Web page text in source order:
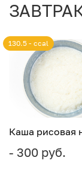
Каша рисовая
- 300 руб.
130.5 - ccal